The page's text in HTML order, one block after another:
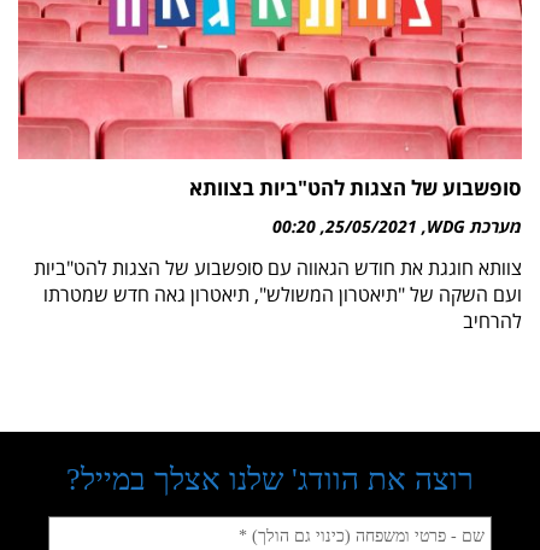
סופשבוע של הצגות להט"ביות בצוותא
מערכת WDG 25/05/2021
00:20
צוותא חוגגת את חודש הגאווה עם סופשבוע של הצגות להט"ביות
ועם השקה של "תיאטרון המשולש", תיאטרון גאה חדש שמטרתו
להרחיב